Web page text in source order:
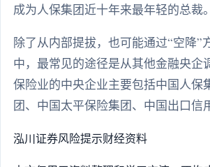
成为人保集团近十年来最年轻的总裁。
除了从内部提拔，也可能通过“空降”
中，最常见的途径是从其他金融央企
保险业的中央企业主要包括中国人保
团、中国太平保险集团、中国出口信
泓川证券风险提示财经资料